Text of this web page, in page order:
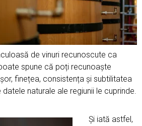
de vinuri recunoscute ca
spune că poți recunoaște
finețea, consistența și subtilitatea
naturale ale regiunii le cuprinde.
Și iată astfel,